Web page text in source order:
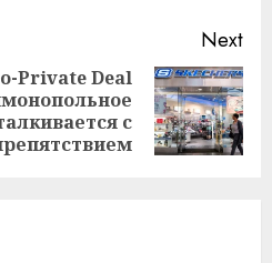
Next
Private Deal
с